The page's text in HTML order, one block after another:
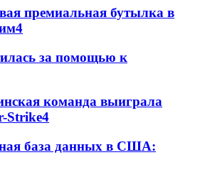
премиальная бутылка в
4
за помощью к
команда выиграла
Strike4
база данных в США: